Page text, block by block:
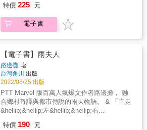
關懷機構的中年女社工蘇方琪，卻在會議上察
自拜訪這些家庭，發現這些孩子的母親都信奉
著詭異的「慈母真尊」。 這尊菩薩像與眾不
同，比一般觀音多了兩隻手，身側兩隻手各拿
刀與劍，從腹中伸出的小手則懷抱著嬰兒，嬰
兒吸吮真尊胸膛的母乳。而信奉此教的母親
們，全都虔誠地希望孩子可以改過向善，回到
家庭，沒想到卻一一面臨喪子悲劇。 蘇方琪決
心潛入道場，她想知道這個新興宗教來自何
方？又為什麼會有這麼多信徒的子女喪生？這
是意外巧合，還是被稱作「向老師」的教主向
安婕，操縱鬼神，蓄意為之&hellip;&hellip;？ &
&copy;逢時 &
「這是部充滿恐懼與絕望的作品！」──《頭
七》導演沈丹桂 ★台灣犯罪作家聯會提子墨、
洪敘銘、林庭毅、海德薇──驚恐推薦！ ★單行
造《咒》後本土全新恐怖殿堂級狂潮！ & 她早
就不再與人談論女兒，也不再懷抱希望，但為
什麼在這個拼湊著各宗教脈絡而生的畸型信仰
之下，她仍然潸然淚下，是不是因為把她們凝
聚在這裡的，都是做母親心底最深的自責與恐
懼？ & 城市裡每天都有逃家少年、少女因為吸
毒、飆車、打架而意外死亡，沒有社會新聞注
意，連警方都速速結案。 任職於高風險青少年
關懷機構的中年女社工蘇方琪，卻在會議上察
特價 225 元
電子書
【電子書】雨夫人
路邊攤 著
台灣角川 出版
2022/08/25 出版
PTT Marvel 版百萬人氣爆文作者路邊攤， 融
合鄉村奇譚與都市傳說的雨天物語。 & 「直走
&hellip;&hellip;左&hellip;&hellip;右
人那裡&hellip;&hellip;」 & 來路不明的紙傘
特價 190 元